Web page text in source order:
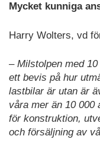
Mycket kunniga
Harry Wolters, vd
– Milstolpen med
ett bevis på hur
lastbilar är utan är
våra mer än 10 000
för konstruktion,
och försäljning av